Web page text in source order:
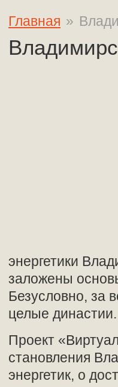
Главная »
энергетики
заложены
Безусловно, за
целые династии.
Проект
становления
энергетик, о